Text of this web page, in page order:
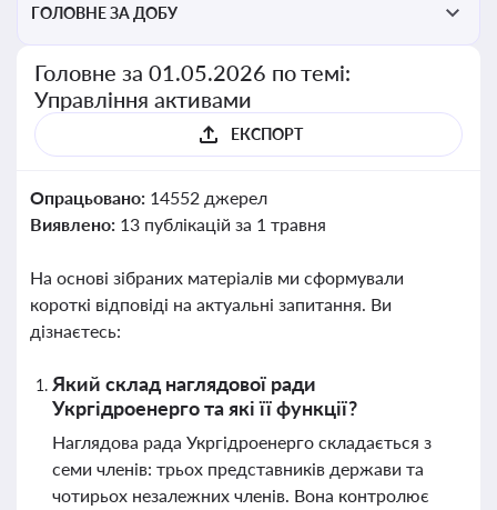
ГОЛОВНЕ ЗА ДОБУ
Головне за 01.05.2026 по темі:
Управління активами
ЕКСПОРТ
Опрацьовано: 14552 джерел
Виявлено: 13 публікацій за 1 травня
На основі зібраних матеріалів ми сформували
короткі відповіді на актуальні запитання. Ви
дізнаєтесь:
Який склад наглядової ради
Укргідроенерго та які її функції?
Наглядова рада Укргідроенерго складається з
семи членів: трьох представників держави та
чотирьох незалежних членів. Вона контролює